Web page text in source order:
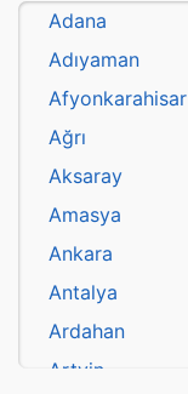
Adana
Adıyaman
Afyonkarahisar
Ağrı
Aksaray
Amasya
Ankara
Antalya
Ardahan
Artvin